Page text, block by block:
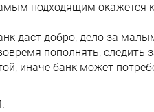
подходящим окажется
даст добро, дело за
пополнять, следить
иначе банк может